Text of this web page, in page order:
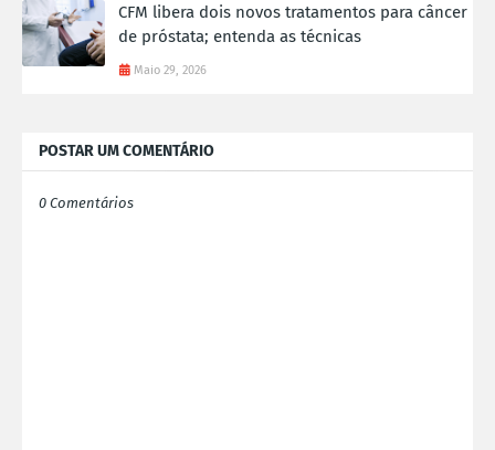
CFM libera dois novos tratamentos para câncer
de próstata; entenda as técnicas
Maio 29, 2026
POSTAR UM COMENTÁRIO
0 Comentários